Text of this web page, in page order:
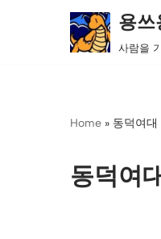
용쓰
사람을
Home » 동덕여대
동덕여